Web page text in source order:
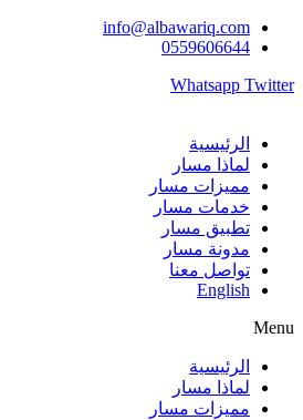
Skip
info@albawariq.com
0559606644
Whatsapp Twitter
الرئيسية
لماذا مسار
مميزات مسار
خدمات مسار
تطبيق مسار
مدونة مسار
تواصل معنا
English
Menu
الرئيسية
لماذا مسار
مميزات مسار